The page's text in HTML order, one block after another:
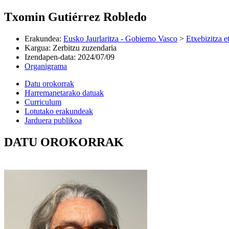
Txomin Gutiérrez Robledo
Erakundea: Eusko Jaurlaritza - Gobierno Vasco > Etxebizitza
Kargua: Zerbitzu zuzendaria
Izendapen-data: 2024/07/09
Organigrama
Datu orokorrak
Harremanetarako datuak
Curriculum
Lotutako erakundeak
Jarduera publikoa
DATU OROKORRAK